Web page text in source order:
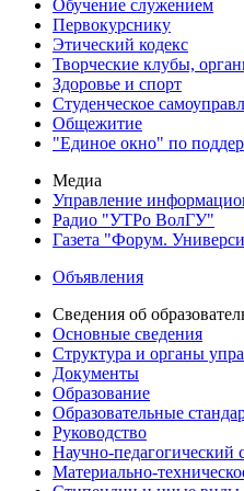
Обучение служением
Первокурснику
Этический кодекс
Творческие клубы,
Здоровье и спорт
Студенческое
Общежитие
"Единое окно" по
Медиа
Управление
Радио "УТРо ВолГУ"
Газета "Форум.
Объявления
Сведения об
Основные сведения
Структура и органы
Документы
Образование
Образовательные
Руководство
Научно-педагогический
Материально-